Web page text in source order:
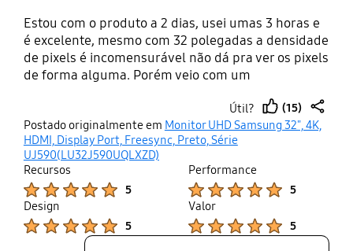
Estou com o produto a 2 dias, usei umas 3 horas e
é excelente, mesmo com 32 polegadas a densidade
de pixels é incomensurável não dá pra ver os pixels
de forma alguma. Porém veio com um
experiencia ruim com a LG de dois monitores
seguidos com dead pixel fui reembolsado e na
espperança de ser bem sucedido com a samsung
adquirindo direto na loja da samsung me vem um
monitor com dead pixel, e detalhe que os pixels são
tão pequenos que pra dead pixel ser notado logo
devem ser uns 10pixels amontoadinhos pra fazer
uma marca perceptivel. esperar que não
Útil?
thumb
(15)
share
Postado originalmente em Monitor UHD Samsung 32", 4K,
HDMI, Display Port, Freesync, Preto, Série
UJ590(LU32J590UQLXZD)
Recursos
5
Performance
5
Design
5
Valor
5